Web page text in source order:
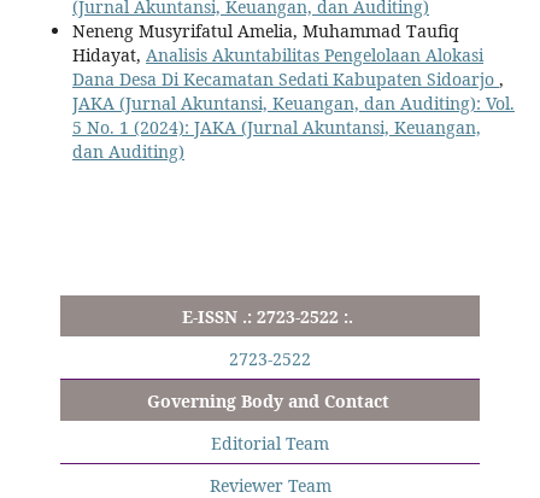
(Jurnal Akuntansi, Keuangan, dan Auditing)
Neneng Musyrifatul Amelia, Muhammad Taufiq
Hidayat, Analisis Akuntabilitas Pengelolaan Alokasi
Dana Desa Di Kecamatan Sedati Kabupaten Sidoarjo ,
JAKA (Jurnal Akuntansi, Keuangan, dan Auditing): Vol.
5 No. 1 (2024): JAKA (Jurnal Akuntansi, Keuangan,
dan Auditing)
E-ISSN .: 2723-2522 :.
2723-2522
Governing Body and Contact
Editorial Team
Reviewer Team